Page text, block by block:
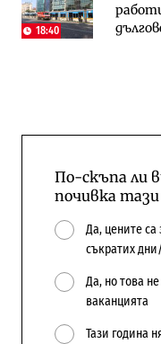
18:40
медии
По-скъпа ли
почивка тази
Да, цените
съкратих
Да, но това
ваканцията
Тази година